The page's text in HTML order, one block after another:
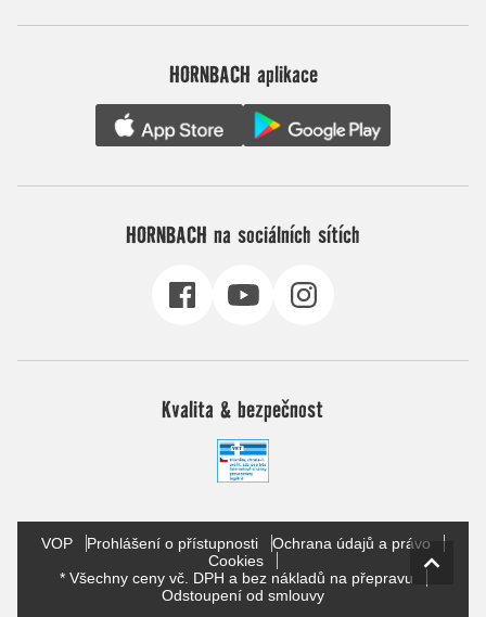
HORNBACH aplikace
HORNBACH na sociálních sítích
Kvalita & bezpečnost
VOP Prohlášení o přístupnosti
Ochrana údajů a právo
Cookies
* Všechny ceny vč. DPH a bez nákladů na přepravu
Odstoupení od smlouvy